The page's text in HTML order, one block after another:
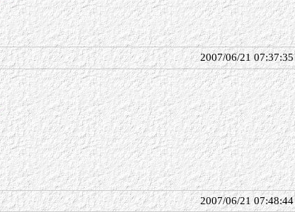
2007/06/21 07:37:35
2007/06/21 07:48:44